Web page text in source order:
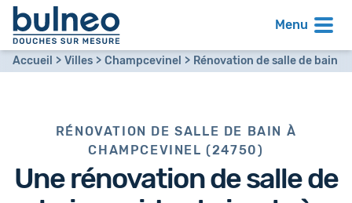
Menu
Accueil Villes Champcevinel Rénovation de salle de bain
RÉNOVATION DE SALLE DE BAIN À
CHAMPCEVINEL (24750)
Unerénovation de salle de